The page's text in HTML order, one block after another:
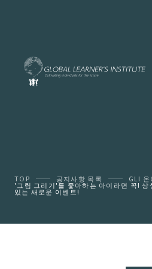
TOP 공지사항 목록 GLI 온
'그림 그리기'를 좋아하는 아이라면 꼭!
있는 새로운 이벤트!